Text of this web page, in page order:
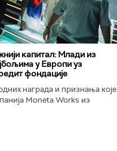
капитал: Млади из
у Европи уз
фондације
награда и признања које
Moneta Works из